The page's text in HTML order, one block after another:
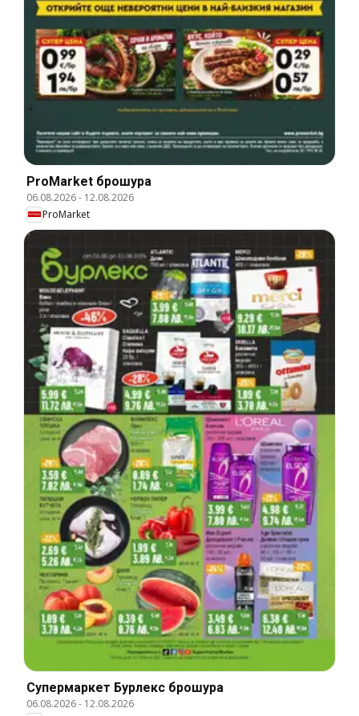
ProMarket брошура
06.08.2026- 12.08.2026
ProMarket
Супермаркет Бурлекс брошура
06.08.2026- 12.08.2026